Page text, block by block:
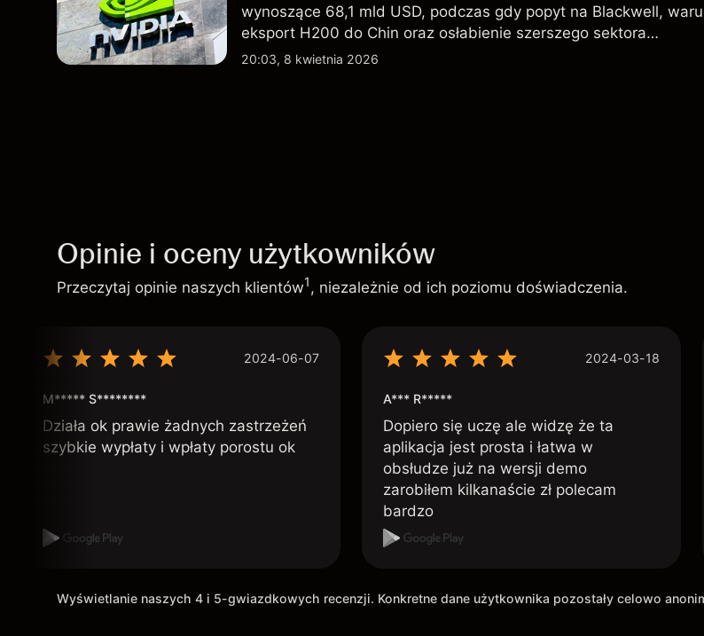
wynoszące 68,1 mld USD, podczas gdy popyt na Blackwell,
eksport H200 do Chin oraz osłabienie szerszego sektora
technologicznego nadal kształtują perspektywy akcji.
20:03, 8 kwietnia 2026
Opinie i oceny użytkowników
Przeczytaj opinie naszych klientów1, niezależnie od ich poziomu doświadczenia.
2024-06-07
M***** S********
Działa ok prawie żadnych zastrzeżeń
szybkie wypłaty i wpłaty porostu ok
2024-03-18
A*** R*****
Dopiero się uczę ale widzę że ta
aplikacja jest prosta i łatwa w
obsłudze już na wersji demo
zarobiłem kilkanaście zł polecam
bardzo
Wyświetlanie naszych 4 i 5-gwiazdkowych recenzji. Konkretne dane użytkownika pozostały celowo